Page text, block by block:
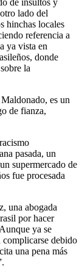
de insultos y
lado del
hinchas locales
referencia a
ya vista en
donde
la
es un
de fianza,
pasada, un
supermercado de
fue procesada
una abogada
por hacer
ya se
debido
una pena más